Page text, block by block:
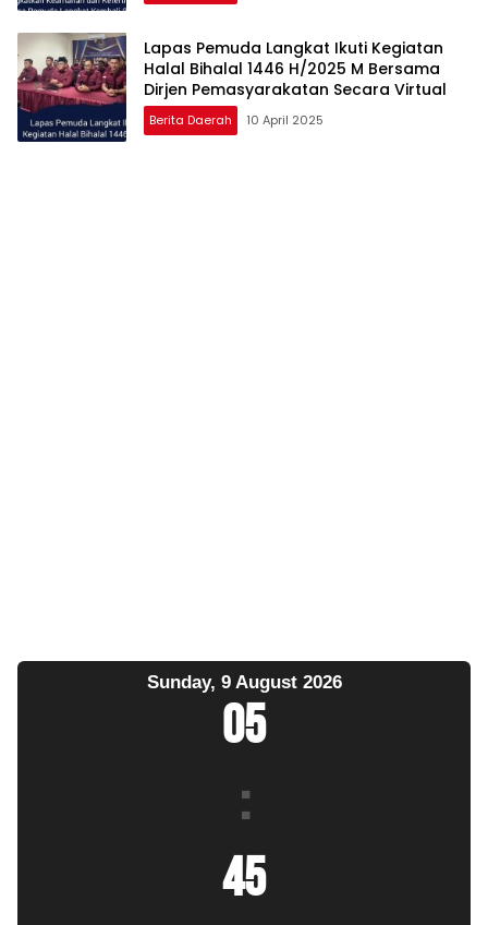
Lapas Pemuda Langkat Ikuti Kegiatan
Halal Bihalal 1446 H/2025 M Bersama
Dirjen Pemasyarakatan Secara Virtual
Berita Daerah 10 April 2025
Sunday, 9 August 2026
05
:
45